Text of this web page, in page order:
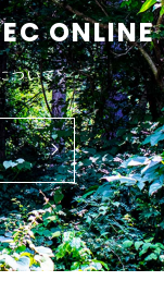
ONLINE
ついて